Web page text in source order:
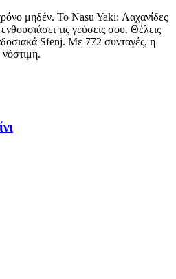
μηδέν. Το Nasu Yaki: Λαχανίδες
τις γεύσεις σου. Θέλεις
Sfenj. Με 772 συνταγές, η